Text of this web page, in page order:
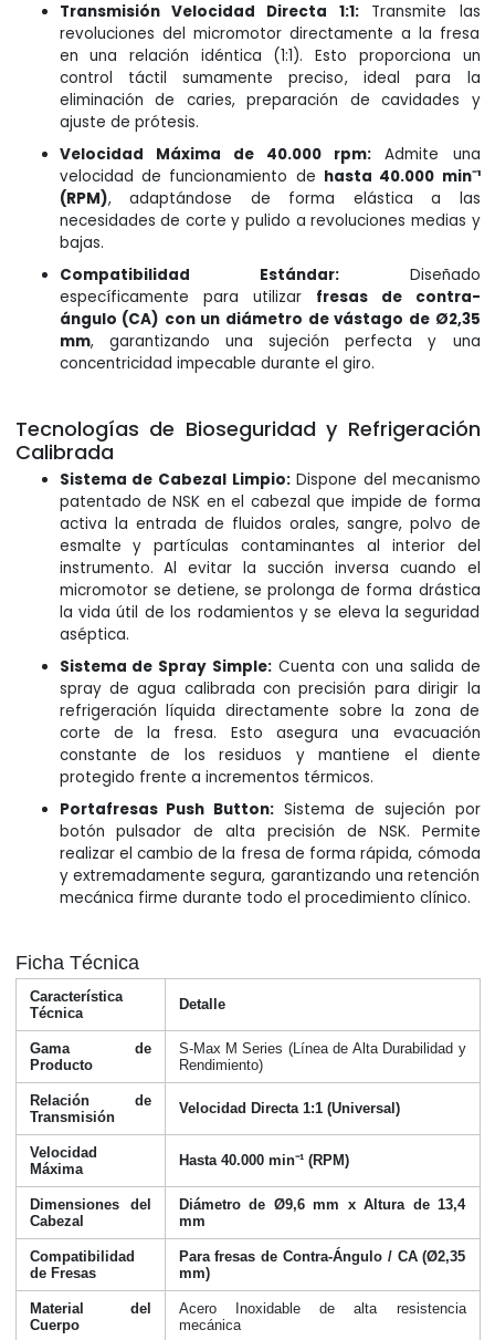
Transmisión Velocidad Directa 1:1:Transmite las
revoluciones del micromotor directamente a la fresa
en una relación idéntica (1:1). Esto proporciona un
control táctil sumamente preciso, ideal para la
eliminación de caries, preparación de cavidades y
ajuste de prótesis.
Velocidad Máxima de 40.000 rpm: Admite una
velocidad de funcionamiento de hasta 40.000 min⁻¹
(RPM), adaptándose de forma elástica a las
necesidades de corte y pulido a revoluciones medias y
bajas.
Compatibilidad Estándar:Diseñado
específicamente para utilizar fresas de contra-
ángulo (CA) con un diámetro de vástago de Ø2,35
mm, garantizando una sujeción perfecta y una
concentricidad impecable durante el giro.
Tecnologías de Bioseguridad y Refrigeración
Calibrada
Sistema de Cabezal Limpio:Dispone del mecanismo
patentado de NSK en el cabezal que impide de forma
activa la entrada de fluidos orales, sangre, polvo de
esmalte y partículas contaminantes al interior del
instrumento. Al evitar la succión inversa cuando el
micromotor se detiene, se prolonga de forma drástica
la vida útil de los rodamientos y se eleva la seguridad
aséptica.
Sistema de Spray Simple: Cuenta con una salida de
spray de agua calibrada con precisión para dirigir la
refrigeración líquida directamente sobre la zona de
corte de la fresa. Esto asegura una evacuación
constante de los residuos y mantiene el diente
protegido frente a incrementos térmicos.
Portafresas Push Button: Sistema de sujeción por
botón pulsador de alta precisión de NSK. Permite
realizar el cambio de la fresa de forma rápida, cómoda
y extremadamente segura, garantizando una retención
mecánica firme durante todo el procedimiento clínico.
Ficha Técnica
Característica
Técnica
Detalle
Gama de
Producto
S-Max M Series (Línea de Alta Durabilidad y
Rendimiento)
Relación de
Transmisión
Velocidad Directa 1:1 (Universal)
Velocidad
Máxima
Hasta 40.000 min⁻¹ (RPM)
Dimensiones del
Cabezal
Diámetro de Ø9,6 mm x Altura de 13,4
mm
Compatibilidad
de Fresas
Para fresas de Contra-Ángulo / CA (Ø2,35
mm)
Material del
Cuerpo
Acero Inoxidable de alta resistencia
mecánica